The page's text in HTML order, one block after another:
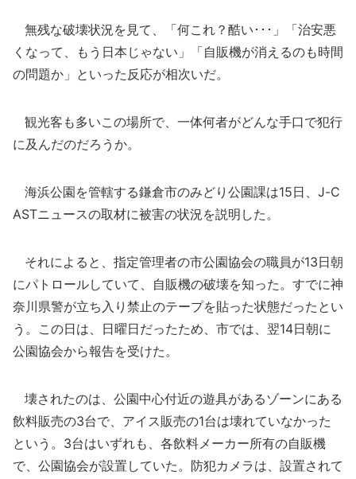
無残な破壊状況を見て、「何これ？酷い･･･」「治安悪
くなって、もう日本じゃない」「自販機が消えるのも時間
の問題か」といった反応が相次いだ。
観光客も多いこの場所で、一体何者がどんな手口で犯行
に及んだのだろうか。
海浜公園を管轄する鎌倉市のみどり公園課は15日、J-C
ASTニュースの取材に被害の状況を説明した。
それによると、指定管理者の市公園協会の職員が13日朝
にパトロールしていて、自販機の破壊を知った。すでに神
奈川県警が立ち入り禁止のテープを貼った状態だったとい
う。この日は、日曜日だったため、市では、翌14日朝に
公園協会から報告を受けた。
壊されたのは、公園中心付近の遊具があるゾーンにある
飲料販売の3台で、アイス販売の1台は壊れていなかった
という。3台はいずれも、各飲料メーカー所有の自販機
で、公園協会が設置していた。防犯カメラは、設置されて